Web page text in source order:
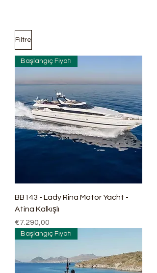
Filtre
Başlangıç Fiyatı
BB143 - Lady Rina Motor Yacht -
Atina Kalkışlı
Fiyat
€7.290,00
Başlangıç Fiyatı